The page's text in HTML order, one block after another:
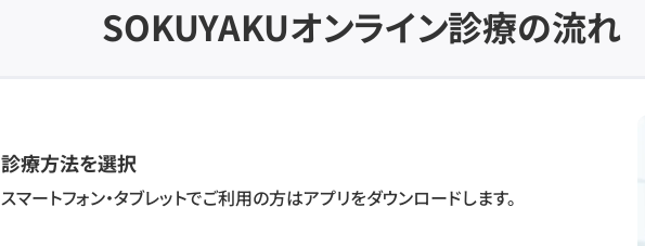
SOKUYAKUオンライン診療の流れ
診療方法を選択
スマートフォン・タブレットでご利用の方はアプリをダウンロードします。